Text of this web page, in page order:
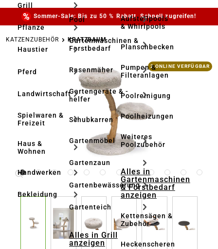
Grill
Pflanze
Haustier
Pferd
Landwirtschaft
Spielwaren &
Freizeit
Haus &
Wohnen
Handwerken
Bekleidung
Pool
Gartenmaschinen &
Forstbedarf
Rasenmäher
Gartengeräte & -
helfer
Schubkarren
Gartenmöbel
Gartenzaun
Gartenbewässerung
Gartenteich
Alles in Grill
anzeigen
Aufstellpools
& Whirlpools
Planschbecken
Pumpen &
Filteranlagen
Poolreinigung
Poolheizungen
Weiteres
Poolzubehör
Alles in
Gartenmaschinen
& Forstbedarf
anzeigen
Kettensägen &
Zubehör
Heckenscheren
Sommer-Sale: Bis zu 50 % Rabatt. Schnell zugreifen!
KATZENZUBEHÖR KRATZBAUM
Bildergalerie überspringen 2 ONLINE VERFÜGBAR